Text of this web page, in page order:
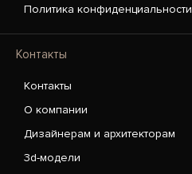
Политика конфиденциальности
Контакты
Контакты
О компании
Дизайнерам и архитекторам
3d-модели